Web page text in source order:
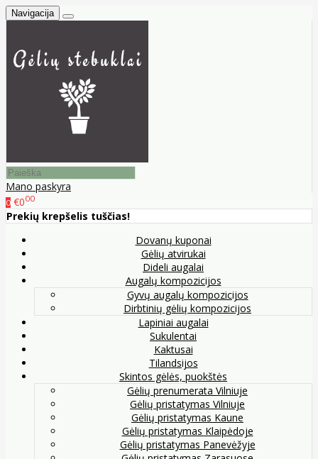
Navigacija
Mano paskyra
0 €000
Prekių krepšelis tuščias!
Dovanų kuponai
Gėlių atvirukai
Dideli augalai
Augalų kompozicijos
Gyvų augalų kompozicijos
Dirbtinių gėlių kompozicijos
Lapiniai augalai
Sukulentai
Kaktusai
Tilandsijos
Skintos gėlės, puokštės
Gėlių prenumerata Vilniuje
Gėlių pristatymas Vilniuje
Gėlių pristatymas Kaune
Gėlių pristatymas Klaipėdoje
Gėlių pristatymas Panevėžyje